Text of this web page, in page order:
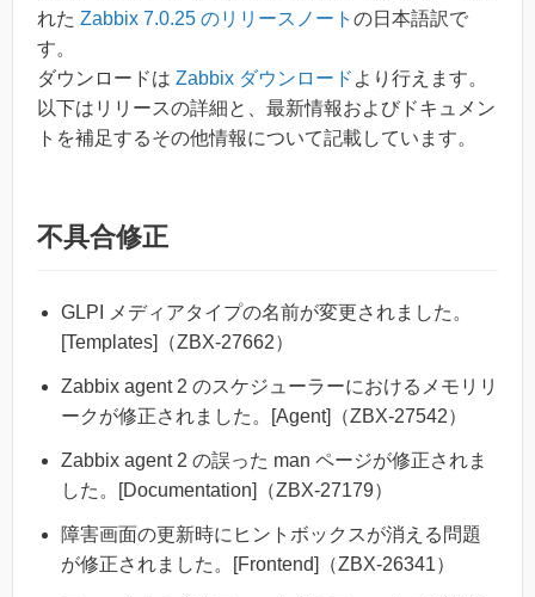
れた Zabbix 7.0.25 のリリースノート の日本語訳で
す。
ダウンロードは Zabbix ダウンロード より行えます。
以下はリリースの詳細と、最新情報およびドキュメン
トを補足するその他情報について記載しています。
不具合修正
GLPI メディアタイプの名前が変更されました。
[Templates]（ZBX-27662）
Zabbix agent 2 のスケジューラーにおけるメモリリ
ークが修正されました。[Agent]（ZBX-27542）
Zabbix agent 2 の誤った man ページが修正されま
した。[Documentation]（ZBX-27179）
障害画面の更新時にヒントボックスが消える問題
が修正されました。[Frontend]（ZBX-26341）